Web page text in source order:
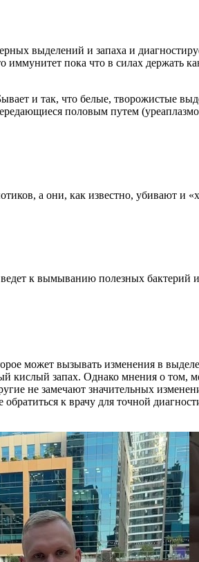
выделений и запаха и
иммунитет пока что в силах держать
и так, что белые, творожистые
половым путем
а они, как известно, убивают и
к вымыванию полезных бактерий
может вызывать изменения в
кислый запах. Однако мнения о том,
не замечают значительных
к врачу для точной